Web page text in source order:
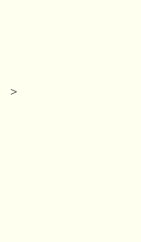
>